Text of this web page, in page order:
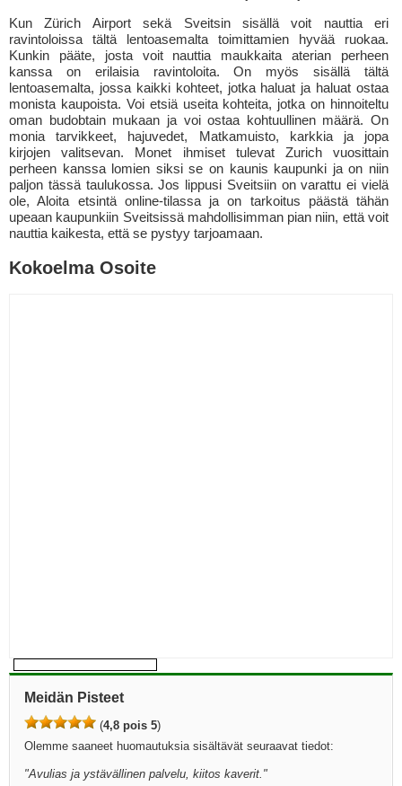
Kun Zürich Airport sekä Sveitsin sisällä voit nauttia eri
ravintoloissa tältä lentoasemalta toimittamien hyvää ruokaa.
Kunkin pääte, josta voit nauttia maukkaita aterian perheen
kanssa on erilaisia ravintoloita. On myös sisällä tältä
lentoasemalta, jossa kaikki kohteet, jotka haluat ja haluat ostaa
monista kaupoista. Voi etsiä useita kohteita, jotka on hinnoiteltu
oman budobtain mukaan ja voi ostaa kohtuullinen määrä. On
monia tarvikkeet, hajuvedet, Matkamuisto, karkkia ja jopa
kirjojen valitsevan. Monet ihmiset tulevat Zurich vuosittain
perheen kanssa lomien siksi se on kaunis kaupunki ja on niin
paljon tässä taulukossa. Jos lippusi Sveitsiin on varattu ei vielä
ole, Aloita etsintä online-tilassa ja on tarkoitus päästä tähän
upeaan kaupunkiin Sveitsissä mahdollisimman pian niin, että voit
nauttia kaikesta, että se pystyy tarjoamaan.
Kokoelma Osoite
Meidän Pisteet
(4,8 pois 5)
Olemme saaneet huomautuksia sisältävät seuraavat tiedot:
"Avulias ja ystävällinen palvelu, kiitos kaverit. "